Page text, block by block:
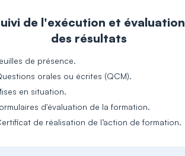
de l'exécution et évaluation
des résultats
de présence.
orales ou écrites (QCM).
en situation.
d'évaluation de la formation.
de réalisation de l’action de formation.